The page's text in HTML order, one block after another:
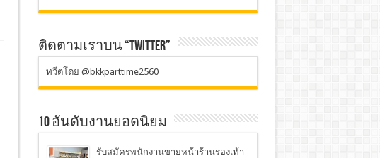
ติดตามเราบน “TWITTER”
ทวีตโดย @bkkparttime2560
10 อันดับงานยอดนิยม
รับสมัครพนักงานขายหน้าร้านรองเท้า